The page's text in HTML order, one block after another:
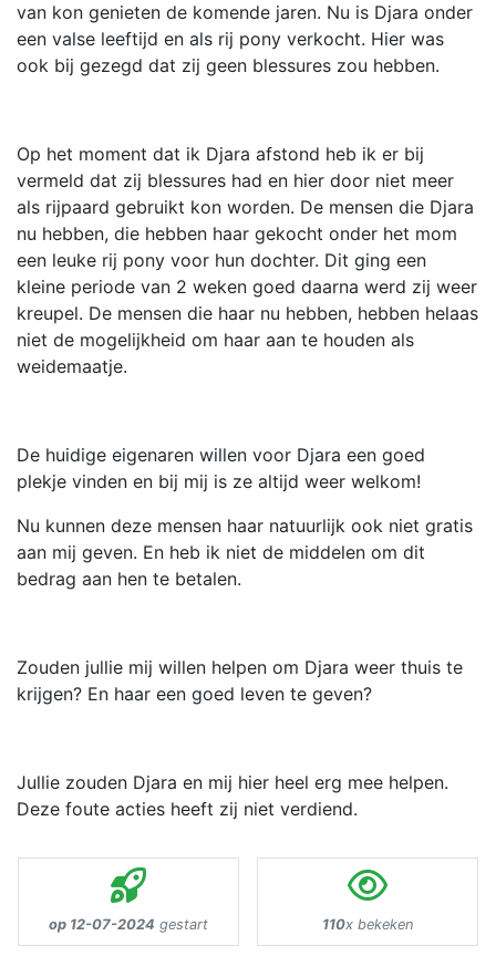
van kon genieten de komende jaren. Nu is Djara onder
een valse leeftijd en als rij pony verkocht. Hier was
ook bij gezegd dat zij geen blessures zou hebben.
Op het moment dat ik Djara afstond heb ik er bij
vermeld dat zij blessures had en hier door niet meer
als rijpaard gebruikt kon worden. De mensen die Djara
nu hebben, die hebben haar gekocht onder het mom
een leuke rij pony voor hun dochter. Dit ging een
kleine periode van 2 weken goed daarna werd zij weer
kreupel. De mensen die haar nu hebben, hebben helaas
niet de mogelijkheid om haar aan te houden als
weidemaatje.
De huidige eigenaren willen voor Djara een goed
plekje vinden en bij mij is ze altijd weer welkom!
Nu kunnen deze mensen haar natuurlijk ook niet gratis
aan mij geven. En heb ik niet de middelen om dit
bedrag aan hen te betalen.
Zouden jullie mij willen helpen om Djara weer thuis te
krijgen? En haar een goed leven te geven?
Jullie zouden Djara en mij hier heel erg mee helpen.
Deze foute acties heeft zij niet verdiend.
op 12-07-2024 gestart 110x bekeken